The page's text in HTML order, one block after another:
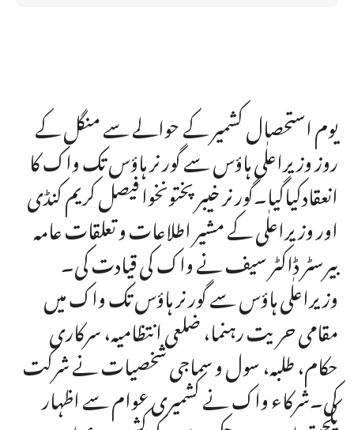
یوم استحصال کشمیر کے حوالے سے منگل کے
روز وزیراعلٰی ہاؤس سے گورنر ہاؤس تک واک کا
انعقادکیاگیا۔گورنر خیبر پختونخوا فیصل کریم کنڈی
اور وزیراعلٰی کے مشیر اطلاعات و تعلقات عامہ
بیرسٹر ڈاکٹر سیف نے واک کی قیادت کی۔
وزیراعلٰی ہاؤس سے گورنر ہاؤس تک واک میں
مقامی حریت رہنما، ضلعی انتظامیہ، سرکاری
حکام، طلبہ، سول و سماجی شخصیات نے شرکت
کی۔شرکاء واک نے کشمیری عوام سے اظہار